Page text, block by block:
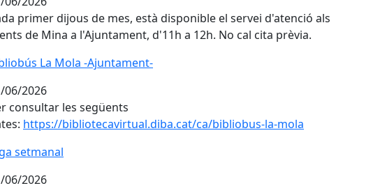
primer dijous de mes, està disponible el servei d'atenció als
de Mina a l'Ajuntament, d'11h a 12h. No cal cita prèvia.
La Mola -Ajuntament-
La Mola -Ajuntament-
06/2026
consultar les següents
https://bibliotecavirtual.diba.cat/ca/bibliobus-la-mola
setmanal
setmanal
06/2026